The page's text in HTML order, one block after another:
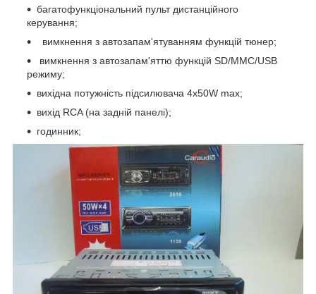
багатофункціональний пульт дистанційного
керування;
вимкнення з автозапам'ятуванням функцій тюнер;
вимкнення з автозапам'яттю функцій SD/MMC/USB
режиму;
вихідна потужність підсилювача 4х50W max;
вихід RCA (на задній панелі);
годинник;